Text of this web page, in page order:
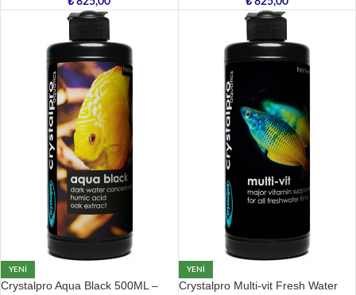
YENI
Crystalpro Aqua Black 500ML –
YENI
Crystalpro Multi-vit Fresh Water